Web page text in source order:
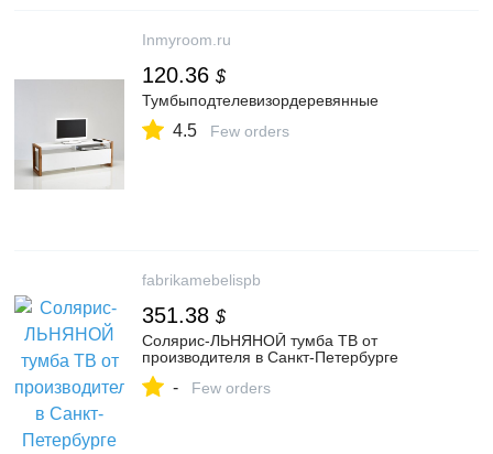
Inmyroom.ru
120.36 $
Тумбыподтелевизордеревянные
4.5 Few orders
fabrikamebelispb
351.38 $
Солярис-ЛЬНЯНОЙ тумба ТВ от
производителя в Санкт-Петербурге
- Few orders